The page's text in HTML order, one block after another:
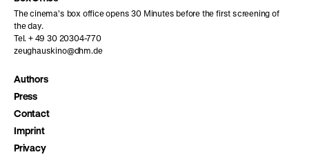
The cinema’s box office opens 30 Minutes before the first screening of
the day.
Tel. + 49 30 20304-770
zeughauskino@dhm.de
Authors
Press
Contact
Imprint
Privacy